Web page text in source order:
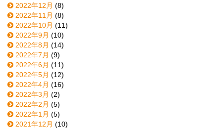
2022年12月 (8)
2022年11月 (8)
2022年10月 (11)
2022年9月 (10)
2022年8月 (14)
2022年7月 (9)
2022年6月 (11)
2022年5月 (12)
2022年4月 (16)
2022年3月 (2)
2022年2月 (5)
2022年1月 (5)
2021年12月 (10)